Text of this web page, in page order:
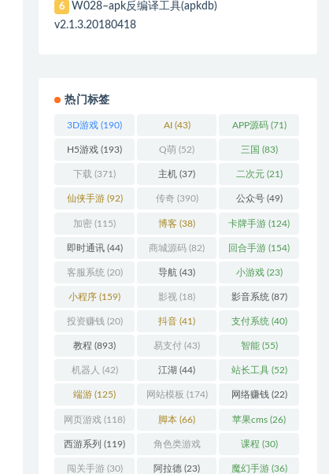
6
W028–apk反编译工具(apkdb)
v2.1.3.20180418
热门标签
3D游戏 (190) AI(43) APP源码(71)
H5游戏 (193) Q萌 (52) 三国 (83)
下载 (371) 主机 (37) 二次元(21)
仙侠手游(92) 传奇(390) 公众号(49)
加密 (115) 博客 (38) 卡牌手游 (124)
即时通讯(44) 商城源码 (82) 回合手游 (154)
客服系统 (20) 导航 (43) 小游戏(23)
小程序 (159) 影视 (18) 影音系统 (87)
投资赚钱 (20) 抖音 (41) 支付系统 (40)
教程 (893) 易支付 (43) 智能(55)
机器人 (42) 江湖 (44) 站长工具(52)
端游 (125) 网站模板 (174) 网络赚钱(22)
网页游戏 (118) 脚本 (66) 苹果cms (26)
西游系列 (119) 角色类游戏
(306)
课程 (30)
闯关手游(30) 阿拉德 (23) 魔幻手游(36)